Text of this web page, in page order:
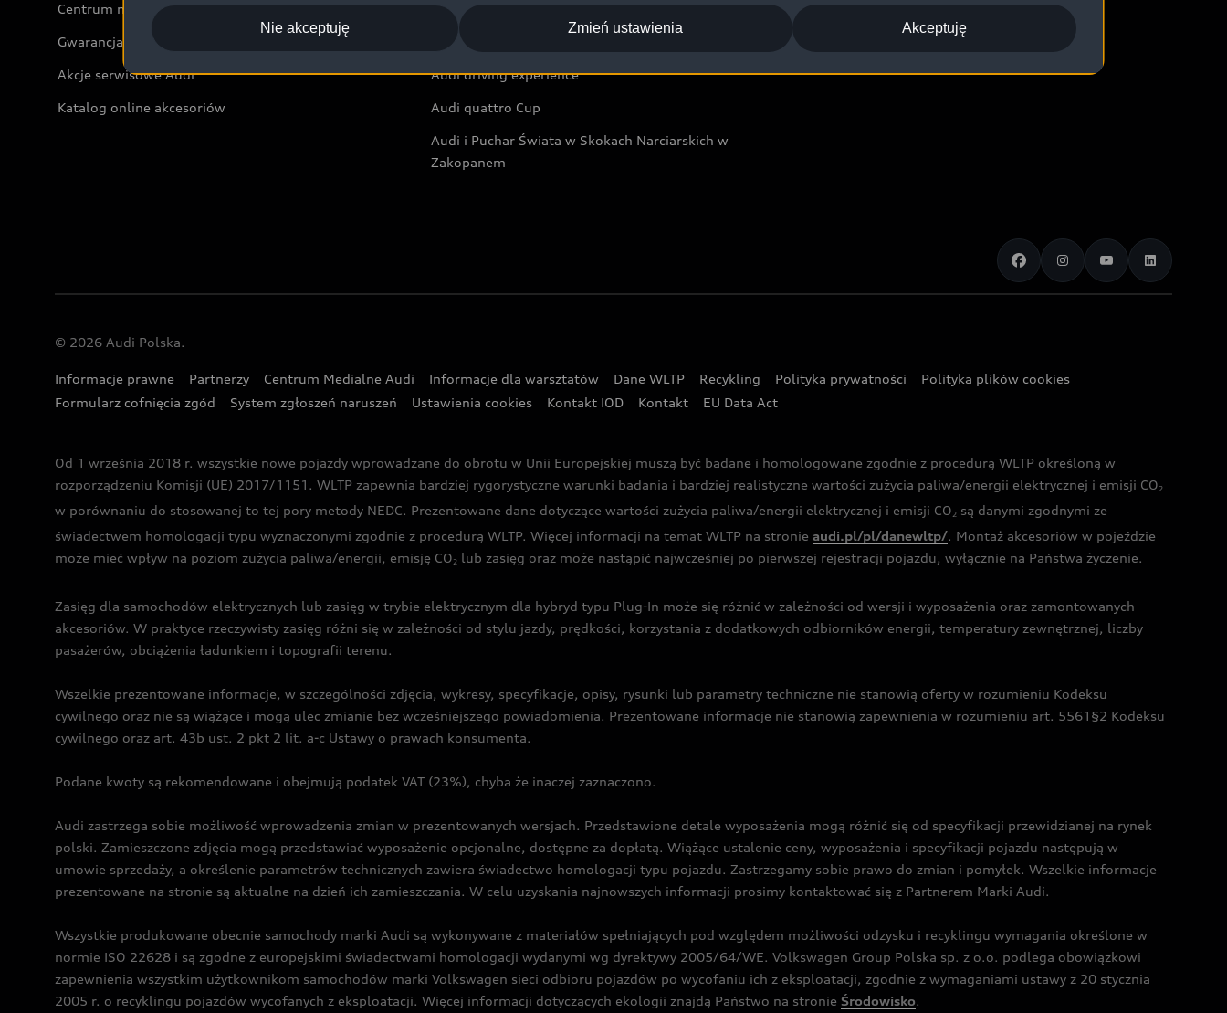
Centrum napraw powypadkowych
Gwarancja
Akcje serwisowe Audi
Katalog online akcesoriów
Audi Sport Festiwal
Audi i Muzeum Sztuki Nowoczesnej w Warszawie
Audi driving experience
Audi quattro Cup
Audi i Puchar Świata w Skokach Narciarskich w
Zakopanem
© 2026 Audi Polska.
Informacje prawne Partnerzy Centrum Medialne Audi Informacje dla warsztatów Dane WLTP Recykling Polityka prywatności
Polityka plików cookies
Formularz cofnięcia zgód
System zgłoszeń naruszeń Ustawienia cookies Kontakt IOD Kontakt EU Data Act
Od 1 września 2018 r. wszystkie nowe pojazdy wprowadzane do obrotu w Unii Europejskiej muszą być badane i homologowane zgodnie z procedurą WLTP określoną w
rozporządzeniu Komisji (UE) 2017/1151. WLTP zapewnia bardziej rygorystyczne warunki badania i bardziej realistyczne wartości zużycia paliwa/energii elektrycznej i emisji CO2
w porównaniu do stosowanej to tej pory metody NEDC. Prezentowane dane dotyczące wartości zużycia paliwa/energii elektrycznej i emisji CO2 są danymi zgodnymi ze
świadectwem homologacji typu wyznaczonymi zgodnie z procedurą WLTP. Więcej informacji na temat WLTP na stronie audi.pl/pl/danewltp/. Montaż akcesoriów w pojeździe
może mieć wpływ na poziom zużycia paliwa/energii, emisję CO2 lub zasięg oraz może nastąpić najwcześniej po pierwszej rejestracji pojazdu, wyłącznie na Państwa życzenie.
Zasięg dla samochodów elektrycznych lub zasięg w trybie elektrycznym dla hybryd typu Plug-In może się różnić w zależności od wersji i wyposażenia oraz zamontowanych
akcesoriów. W praktyce rzeczywisty zasięg różni się w zależności od stylu jazdy, prędkości, korzystania z dodatkowych odbiorników energii, temperatury zewnętrznej, liczby
pasażerów, obciążenia ładunkiem i topografii terenu.
Wszelkie prezentowane informacje, w szczególności zdjęcia, wykresy, specyfikacje, opisy, rysunki lub parametry techniczne nie stanowią oferty w rozumieniu Kodeksu
cywilnego oraz nie są wiążące i mogą ulec zmianie bez wcześniejszego powiadomienia. Prezentowane informacje nie stanowią zapewnienia w rozumieniu art. 5561§2 Kodeksu
cywilnego oraz art. 43b ust. 2 pkt 2 lit. a-c Ustawy o prawach konsumenta.
Podane kwoty są rekomendowane i obejmują podatek VAT (23%), chyba że inaczej zaznaczono.
Audi zastrzega sobie możliwość wprowadzenia zmian w prezentowanych wersjach. Przedstawione detale wyposażenia mogą różnić się od specyfikacji przewidzianej na rynek
polski. Zamieszczone zdjęcia mogą przedstawiać wyposażenie opcjonalne, dostępne za dopłatą. Wiążące ustalenie ceny, wyposażenia i specyfikacji pojazdu następują w
umowie sprzedaży, a określenie parametrów technicznych zawiera świadectwo homologacji typu pojazdu. Zastrzegamy sobie prawo do zmian i pomyłek. Wszelkie informacje
prezentowane na stronie są aktualne na dzień ich zamieszczania. W celu uzyskania najnowszych informacji prosimy kontaktować się z Partnerem Marki Audi.
Wszystkie produkowane obecnie samochody marki Audi są wykonywane z materiałów spełniających pod względem możliwości odzysku i recyklingu wymagania określone w
normie ISO 22628 i są zgodne z europejskimi świadectwami homologacji wydanymi wg dyrektywy 2005/64/WE. Volkswagen Group Polska sp. z o.o. podlega obowiązkowi
zapewnienia wszystkim użytkownikom samochodów marki Volkswagen sieci odbioru pojazdów po wycofaniu ich z eksploatacji, zgodnie z wymaganiami ustawy z 20 stycznia
2005 r. o recyklingu pojazdów wycofanych z eksploatacji. Więcej informacji dotyczących ekologii znajdą Państwo na stronie Środowisko.
Akceptuję
Nie akceptuję Zmień ustawienia